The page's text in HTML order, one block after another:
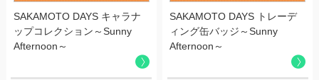
2024.06.20
弊社開発商品の発売中止のご連絡
2024.04.23
SAKAMOTO DAYS キャラナ
ップコレクション～Sunny
Afternoon～
SAKAMOTO DAYS トレーデ
ィング缶バッジ～Sunny
Afternoon～